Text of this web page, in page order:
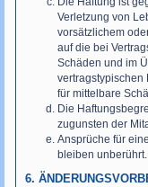
Verletzung von
vorsätzlichem
auf die bei
Schäden und im
vertragstypischen
für mittelbare
Die
zugunsten der
Ansprüche für
bleiben unberührt.
6.